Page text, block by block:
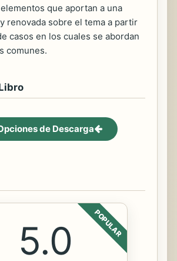
que aportan a una
renovada sobre el tema a partir
casos en los cuales se abordan
comunes.
de Descarga
POPULAR
5.0